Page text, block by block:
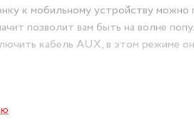
к мобильному устройству
позволит вам быть на волне
кабель AUX, в этом режиме
любимых аудиозаписей можно